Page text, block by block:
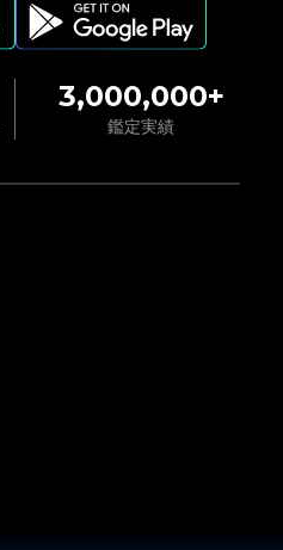
3,000,000+
鑑定実績